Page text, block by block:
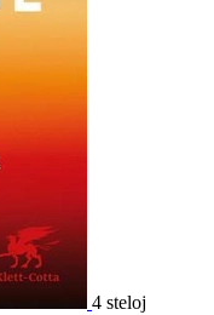
4 steloj